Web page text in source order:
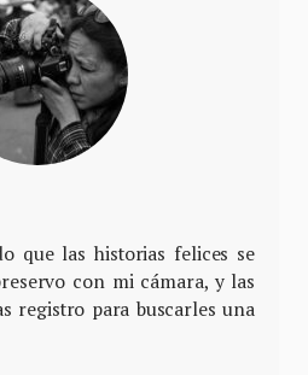
que las historias felices se
con mi cámara, y las
registro para buscarles una